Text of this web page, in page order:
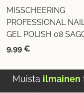
MISSCHEERING
PROFESSIONAL
GEL POLISH 08
9,99€
Muista ilmainen